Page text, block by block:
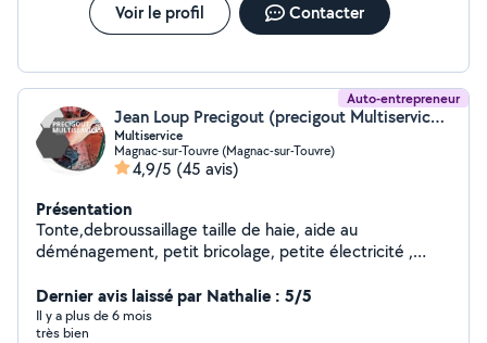
Voir le profil Contacter
Auto-entrepreneur
Jean Loup Precigout (precigout Multiservice ( P.M.S ))
Multiservice
Magnac-sur-Touvre (Magnac-sur-Touvre)
4,9/5 (45 avis)
Présentation
Tonte,debroussaillage taille de haie, aide au
déménagement, petit bricolage, petite électricité ,
Dernier avis laissé par Nathalie : 5/5
Il y a plus de 6 mois
très bien